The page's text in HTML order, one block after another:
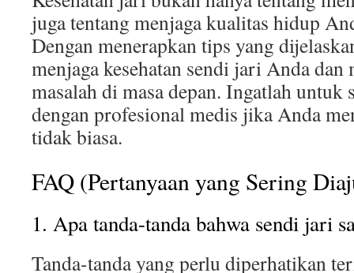
juga tentang menjaga kualitas hidup
Dengan menerapkan tips yang
menjaga kesehatan sendi jari Anda
masalah di masa depan. Ingatlah untuk
dengan profesional medis jika Anda
tidak biasa.
FAQ (Pertanyaan yang Sering
1. Apa tanda-tanda bahwa sendi jari
Tanda-tanda yang perlu diperhatikan